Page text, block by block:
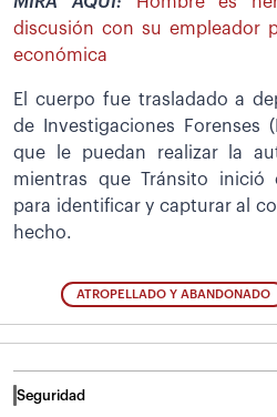
discusión con su empleador
económica
El cuerpo fue trasladado a
de Investigaciones Forenses
que le puedan realizar la
mientras que Tránsito inició
para identificar y capturar al
hecho.
ATROPELLADO Y ABANDONADO
Seguridad